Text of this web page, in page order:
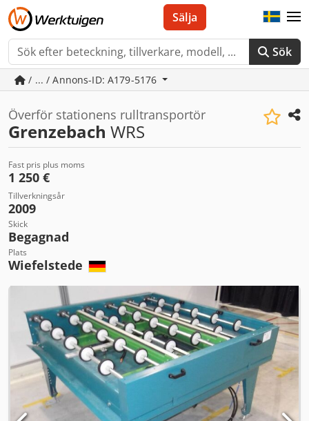
Sök
Sälja
/ ... / Annons-ID: A179-5176
Överför stationens rulltransportör
Grenzebach WRS
Fast pris plus moms
1 250 €
Tillverkningsår
2009
Skick
Begagnad
Plats
Wiefelstede